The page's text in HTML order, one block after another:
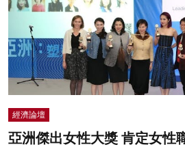
經濟論壇
亞洲傑出女性大獎 肯定女性